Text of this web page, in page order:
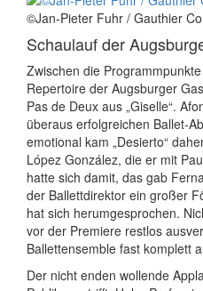
©Jan-Pieter Fuhr / Gauthier
Schaulauf der
Zwischen die
Repertoire der Augsburger
Pas de Deux aus „Giselle“.
überaus erfolgreichen Ballet-
emotional kam „Desierto“
López González, die er mit
hatte sich damit, das gab
der Ballettdirektor ein großer
hat sich herumgesprochen.
vor der Premiere restlos
Ballettensemble fast komplett
Der nicht enden wollende